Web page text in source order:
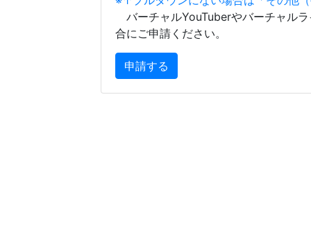
バーチャルYouTuberやバーチャル
合にご申請ください。
申請する